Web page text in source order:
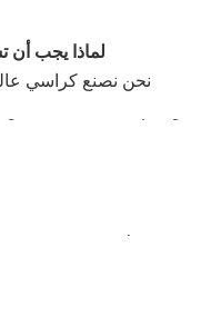
(4) لماذا يجب